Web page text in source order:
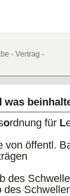
- Vertrag -
was
ordnung für L
von öffentl.
des